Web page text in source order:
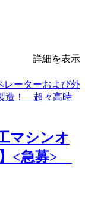
詳細を表示
マシンオ
<急募>